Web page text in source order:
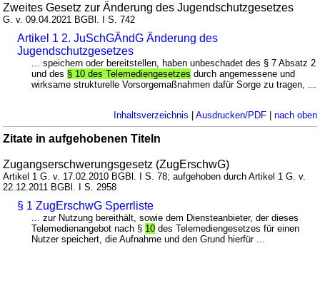
Zweites Gesetz zur Änderung des Jugendschutzgesetzes
G. v. 09.04.2021 BGBl. I S. 742
Artikel 1 2. JuSchGÄndG Änderung des
Jugendschutzgesetzes
... speichern oder bereitstellen, haben unbeschadet des § 7 Absatz 2
und des § 10 des Telemediengesetzes durch angemessene und
wirksame strukturelle Vorsorgemaßnahmen dafür Sorge zu tragen, ...
Inhaltsverzeichnis | Ausdrucken/PDF| nach oben
Zitate in aufgehobenen Titeln
Zugangserschwerungsgesetz (ZugErschwG)
Artikel 1 G. v. 17.02.2010 BGBl. I S. 78; aufgehoben durch Artikel 1 G. v.
22.12.2011 BGBl. I S. 2958
§ 1 ZugErschwG Sperrliste
... zur Nutzung bereithält, sowie dem Diensteanbieter, der dieses
Telemedienangebot nach § 10 des Telemediengesetzes für einen
Nutzer speichert, die Aufnahme und den Grund hierfür ...